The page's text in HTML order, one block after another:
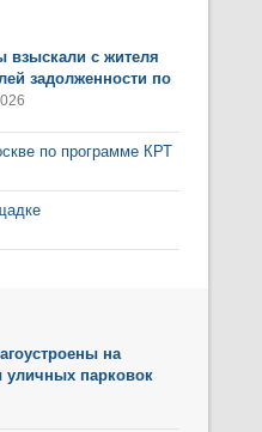
взыскали с жителя
задолженности по
по программе КРТ
на
уличных парковок